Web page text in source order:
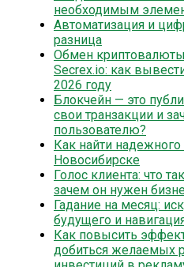
необходимым
Автоматизация и
разница
Обмен
Secrex.io: как
2026 году
Блокчейн — это
свои транзакции и
пользователю?
Как найти надежного
Новосибирске
Голос клиента: что
зачем он нужен
Гадание на месяц:
будущего и
Как повысить
добиться желаемых